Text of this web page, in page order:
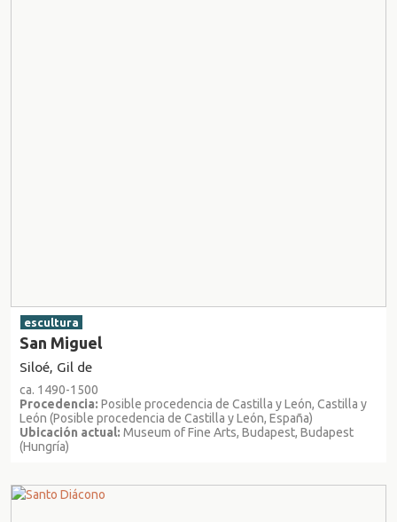
escultura
San Miguel
Siloé, Gil de
ca. 1490-1500
Procedencia: Posible procedencia de Castilla y León, Castilla y
León (Posible procedencia de Castilla y León, España)
Ubicación actual: Museum of Fine Arts, Budapest, Budapest
(Hungría)